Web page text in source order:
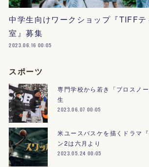
中学生向けワークショップ『TIFFテ
室』募集
2023.06.16 00:05
スポーツ
専門学校から若き「プロスノ
生
2023.06.07 00:05
米ユースバスケを描くドラマ
ン2は六月より
2023.05.24 00:05